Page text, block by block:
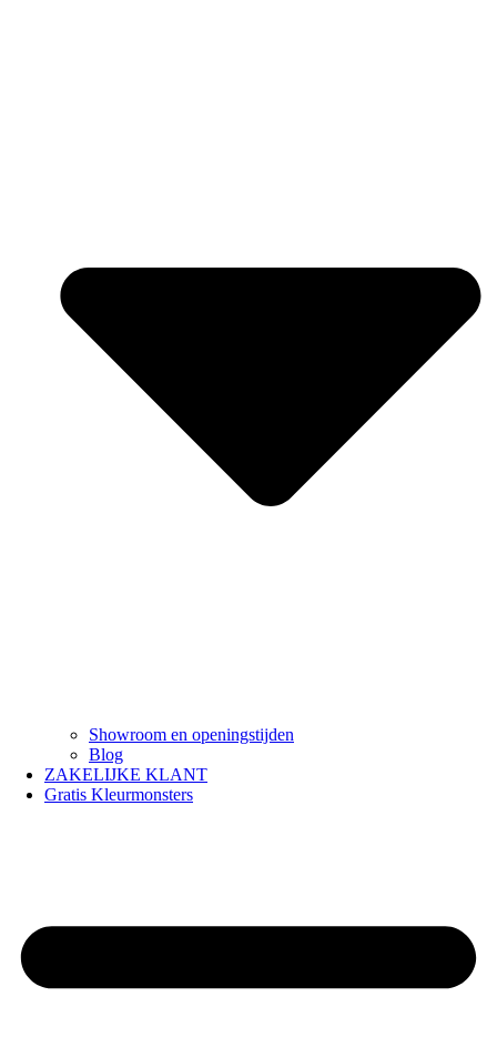
Showroom en openingstijden
Blog
ZAKELIJKE KLANT
Gratis Kleurmonsters